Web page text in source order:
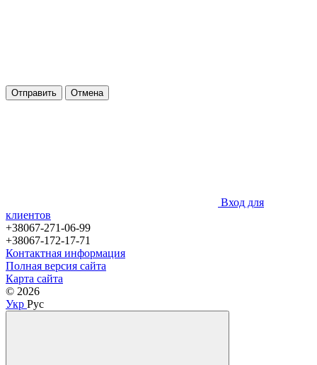
Отправить Отмена
Вход для
клиентов
+38067-271-06-99
+38067-172-17-71
Контактная информация
Полная версия сайта
Карта сайта
© 2026
Укр Рус